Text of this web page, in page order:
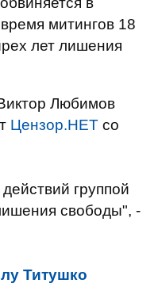
митингов 18
лет лишения
Любимов
Цензор.НЕТ со
группой
свободы", -
Титушко